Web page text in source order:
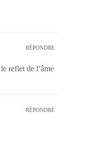
RÉPONDRE
reflet de l’âme
RÉPONDRE